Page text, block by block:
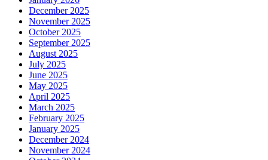
December 2025
November 2025
October 2025
September 2025
August 2025
July 2025
June 2025
May 2025
April 2025
March 2025
February 2025
January 2025
December 2024
November 2024